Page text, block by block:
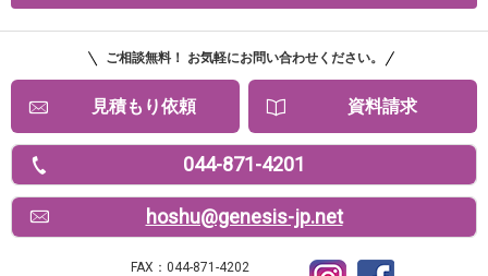
ご相談無料！ お気軽にお問い合わせください。
見積もり依頼 資料請求
044-871-4201
hoshu@genesis-jp.net
FAX：044-871-4202